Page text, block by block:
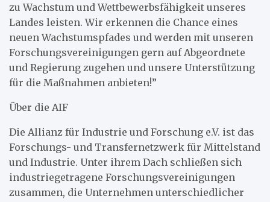
zu Wachstum und Wettbewerbsfähigkeit unseres
Landes leisten. Wir erkennen die Chance eines
neuen Wachstumspfades und werden mit unseren
Forschungsvereinigungen gern auf Abgeordnete
und Regierung zugehen und unsere Unterstützung
für die Maßnahmen anbieten!”
Über die AIF
Die Allianz für Industrie und Forschung e.V. ist das
Forschungs- und Transfernetzwerk für Mittelstand
und Industrie. Unter ihrem Dach schließen sich
industriegetragene Forschungsvereinigungen
zusammen, die Unternehmen unterschiedlicher